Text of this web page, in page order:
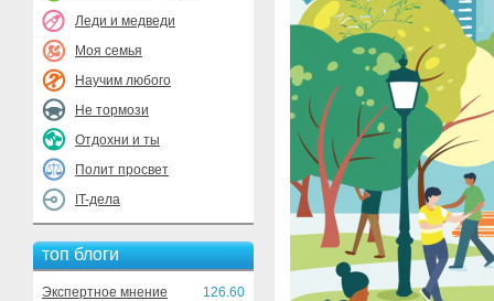
Леди и медведи
Моя семья
Научим любого
Не тормози
Отдохни и ты
Полит просвет
IT-дела
топ блоги
Экспертное мнение
126.60